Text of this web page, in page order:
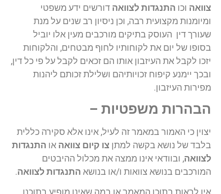
צוואה וכו התנגדות לצוואה דורשים ידע משפטי
ומיומנות מקצועית רבה, וכן ניסיון רב שנים על מנת
שעורך דין העוסק בתיקים מורכבים מעין אלו יוביל
בסופו של יום את לקוחותיו לחוף מבטחים, והלקוחות
יזכו לקבל את העיזבון אותו הם זכאים לקבל על פי כל דין,
ובכך יימנע קיפוח זכויותיהם ושלילת זכותם ליהנות
מפירות העיזבון.
הבהרות משפטיות –
יצוין כי האמור במאמר זה לעיל, אינו אלא סקירה כללית
בלבד של נושא בקשה למתן צו קיום צוואה או התנגדות
לצוואה, ובוודאי אינו ממצה את מכלול ההיבטים
המורכבים בנושא צוואות ו/או בנושא התנגדות לצוואה.